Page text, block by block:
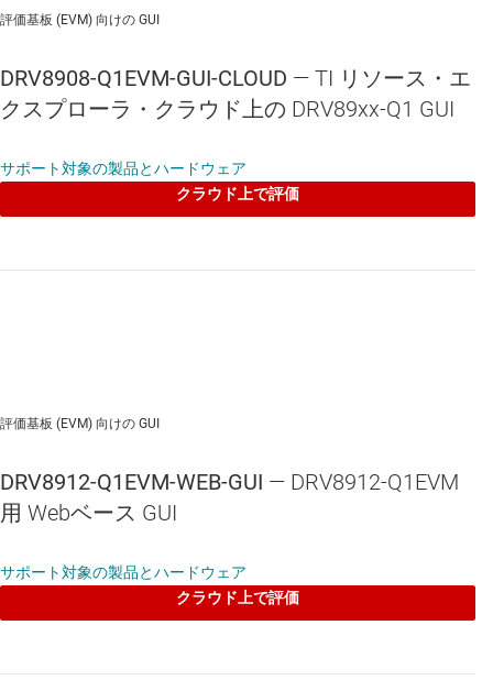
評価基板 (EVM) 向けの GUI
DRV8908-Q1EVM-GUI-CLOUD — TI リソース・エ
クスプローラ・クラウド上の DRV89xx-Q1 GUI
サポート対象の製品とハードウェア
クラウド上で評価
評価基板 (EVM) 向けの GUI
DRV8912-Q1EVM-WEB-GUI — DRV8912-Q1EVM
用 Webベース GUI
サポート対象の製品とハードウェア
クラウド上で評価